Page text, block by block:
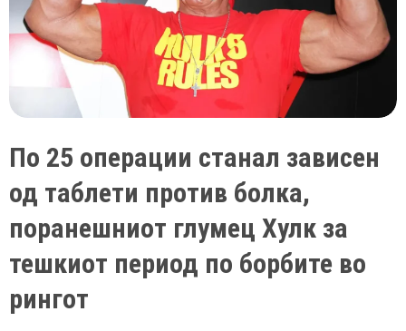
По 25 операции станал зависен
од таблети против болка,
поранешниот глумец Хулк за
тешкиот период по борбите во
рингот